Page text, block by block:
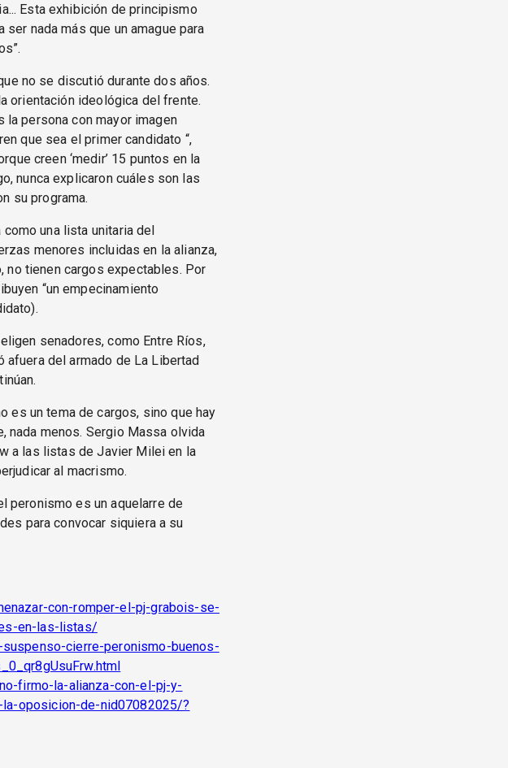
Esta exhibición de principismo
nada más que un amague para
no se discutió durante dos años.
orientación ideológica del frente.
la persona con mayor imagen
que sea el primer candidato “,
creen ‘medir’ 15 puntos en la
nunca explicaron cuáles son las
su programa.
como una lista unitaria del
menores incluidas en la alianza,
no tienen cargos expectables. Por
“un empecinamiento
senadores, como Entre Ríos,
afuera del armado de La Libertad
es un tema de cargos, sino que hay
nada menos. Sergio Massa olvida
a las listas de Javier Milei en la
al macrismo.
peronismo es un aquelarre de
para convocar siquiera a su
con-romper-el-pj-grabois-se-
en-las-listas/
cierre-peronismo-buenos-
firmo-la-alianza-con-el-pj-y-
oposicion-de-nid07082025/?